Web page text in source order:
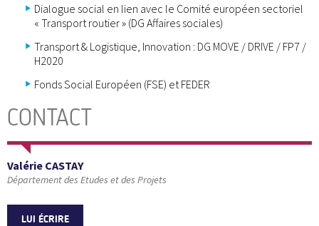
Dialogue social en lien avec le Comité européen sectoriel
« Transport routier » (DG Affaires sociales)
Transport & Logistique, Innovation : DG MOVE / DRIVE / FP7 /
H2020
Fonds Social Européen (FSE) et FEDER
CONTACT
Valérie CASTAY
Département des Etudes et des Projets
LUI ÉCRIRE